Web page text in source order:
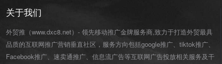
关于我们
外贸推（www.dxc8.net）- 领先移动推广金牌服务商,致力于打造外贸最具
品质的互联网推广营销垂直社区，服务方向包括google推广、tiktok推广、
Facebook推广、速卖通推广、信息流广告等互联网广告投放相关服务及干